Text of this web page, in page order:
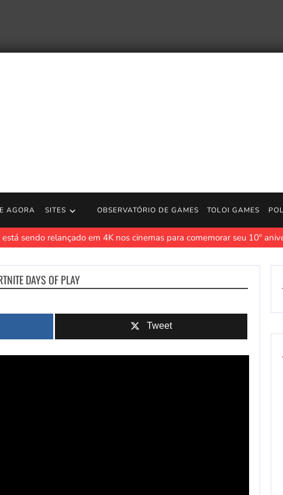
AGORA SITES OBSERVATÓRIO DE GAMES TOLOI GAMES
está sendo relançado em 4K nos cinemas para comemorar seu 10º
DAYS OF PLAY
Tweet